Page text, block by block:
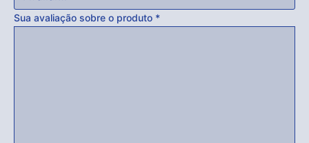
Sua avaliação sobre o produto *